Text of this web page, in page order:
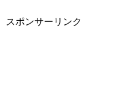
スポンサーリンク